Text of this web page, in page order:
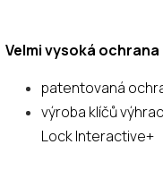
Velmi vysoká
patentovaná
výroba klíčů
Lock Interactive+